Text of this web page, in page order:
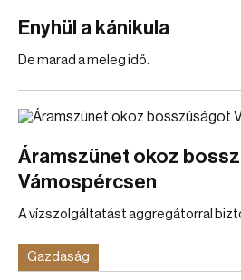
Enyhül a kánikula
De marad a meleg idő.
Áramszünet okoz
Vámospércsen
A vízszolgáltatást aggregátorral
Gazdaság